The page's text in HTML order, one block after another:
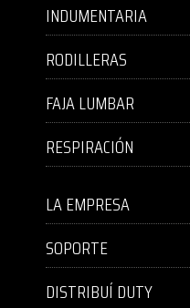
INDUMENTARIA
RODILLERAS
FAJA LUMBAR
RESPIRACIÓN
LA EMPRESA
SOPORTE
DISTRIBUÍ DUTY